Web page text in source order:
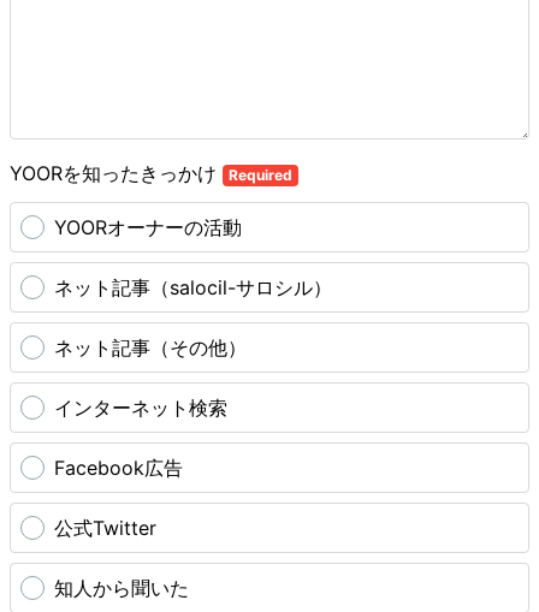
YOORを知ったきっかけ Required
YOORオーナーの活動
ネット記事（salocil-サロシル）
ネット記事（その他）
インターネット検索
Facebook広告
公式Twitter
知人から聞いた